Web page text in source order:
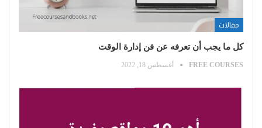
مقالات
كل ما يجب أن تعرفه عن فن إدارة الوقت
FREE COURSES أغسطس 18, 2022